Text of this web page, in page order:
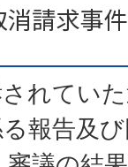
請求事
れてい
報告及